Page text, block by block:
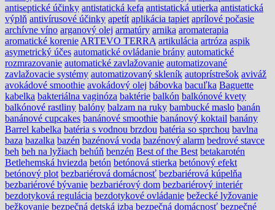
antiseptické účinky antistatická kefa antistatická utierka antistatická
výplň antivírusové účinky apetít aplikácia tapiet aprílové počasie
archívne víno arganový olej armatúry arnika aromaterapia
aromatické korenie ARTEVO TERRA artikulácia artróza aspik
asymetrický účes automatické ovládanie brány automatické
rozmrazovanie automatické zavlažovanie automatizované
zavlažovacie systémy automatizovaný skleník autoprístrešok aviváž
avokádové smoothie avokádový olej bábovka bacuľka Baguette
kabelka bakteriálna vaginóza baktérie balkón balkónové kvety
balkónové rastliny balóny balzam na ruky bambucké maslo banán
banánové cupcakes banánové smoothie banánový koktail banány
Barrel kabelka batéria s vodnou brzdou batéria so sprchou bavlna
baza bazalka bazén bazénová voda bazénový alarm bedrové stavce
beh beh na lyžiach behúň benzén Best of the Best betakarotén
Betlehemská hviezda betón betónová stierka betónový efekt
betónový plot bezbariérová domácnosť bezbariérová kúpelňa
bezbariérové bývanie bezbariérový dom bezbariérový interiér
bezdotyková regulácia bezdotykové ovládanie bežecké lyžovanie
bežkovanie bezpečná detská izba bezpečná domácnosť bezpečné